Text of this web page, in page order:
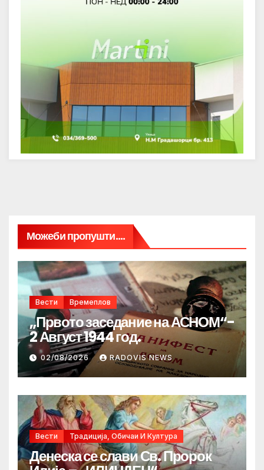
Можеби пропушти....
Вести Времеплов
„Првото заседание на АСНОМ“-
2 Август 1944 год.
02/08/2026 RADOVIS NEWS
Вести Традиција, Обичаи И Култура
Денеска се слави Св. Пророк